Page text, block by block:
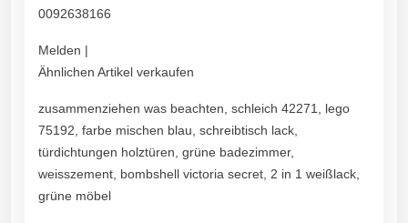
0092638166
Melden |
Ähnlichen Artikel verkaufen
zusammenziehen was beachten, schleich 42271, lego
75192, farbe mischen blau, schreibtisch lack,
türdichtungen holztüren, grüne badezimmer,
weisszement, bombshell victoria secret, 2 in 1 weißlack,
grüne möbel